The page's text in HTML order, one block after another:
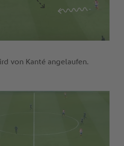
von Kanté angelaufen.